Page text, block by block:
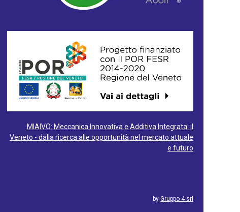
MIAIVO: Meccanica Innovativa e Additiva Integrata: il
Veneto - dalla ricerca alle opportunità nel mercato attuale
e futuro
by Gruppo 4 srl